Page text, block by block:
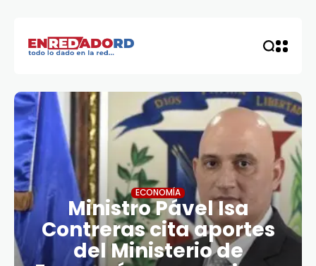
ECONOMÍA
Ministro Pável Isa
Contreras cita aportes
del Ministerio de